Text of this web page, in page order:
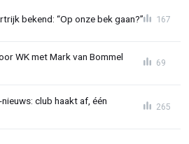
bekend: “Op onze bek gaan?” 167
WK met Mark van Bommel
69
club haakt af, één
265